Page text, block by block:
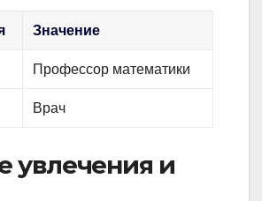
Значение
Профессор математики
Врач
увлечения и